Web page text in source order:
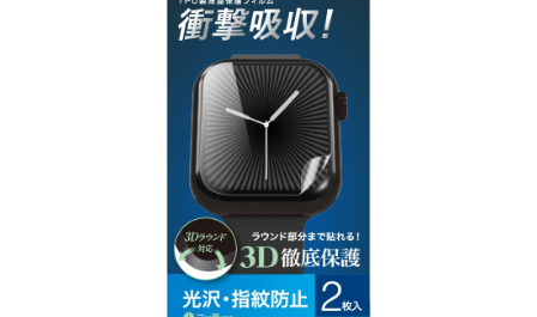
ラウンド部分もしっかり保護
・ 柔軟な伸縮性と強度があるTPU製フィルム
・ 外部からの衝撃を緩和し、液晶画面を保護
・ キズや汚れから画面を守ります